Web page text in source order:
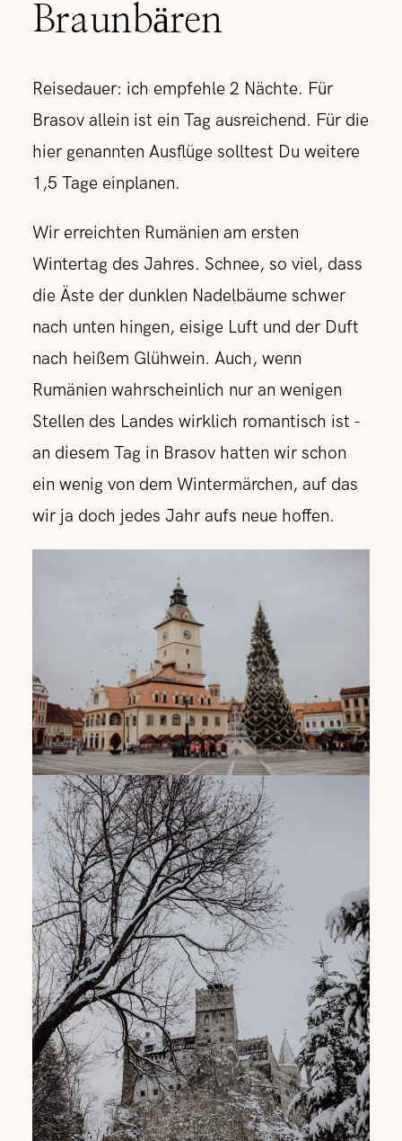
Braunbären
Reisedauer: ich empfehle 2 Nächte. Für
Brasov allein ist ein Tag ausreichend. Für die
hier genannten Ausflüge solltest Du weitere
1,5 Tage einplanen.
Wir erreichten Rumänien am ersten
Wintertag des Jahres. Schnee, so viel, dass
die Äste der dunklen Nadelbäume schwer
nach unten hingen, eisige Luft und der Duft
nach heißem Glühwein. Auch, wenn
Rumänien wahrscheinlich nur an wenigen
Stellen des Landes wirklich romantisch ist -
an diesem Tag in Brasov hatten wir schon
ein wenig von dem Wintermärchen, auf das
wir ja doch jedes Jahr aufs neue hoffen.